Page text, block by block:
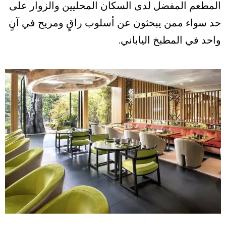
المطعم المفضل لدى السكان المحليين والزوار على
حد سواء ممن يبحثون عن أسلوب راقٍ ومريح في آنٍ
واحد في المطبخ الياباني.